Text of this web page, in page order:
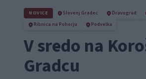
NOVICE Slovenj Gradec Dravograd
Ribnica na Pohorju
Podvelka
V sredo na
Gradcu